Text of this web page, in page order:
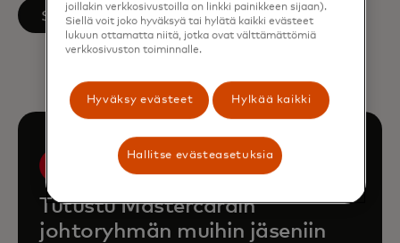
Seuraa LinkedInissä
opens in a new tab
Tutustu Mastercardin
johtoryhmän muihin jäseniin
joillakin verkkosivustoilla on linkki painikkeen sijaan).
Siellä voit joko hyväksyä tai hylätä kaikki evästeet
lukuun ottamatta niitä, jotka ovat välttämättömiä
verkkosivuston toiminnalle.
Hyväksy evästeet Hylkää kaikki
Hallitse evästeasetuksia